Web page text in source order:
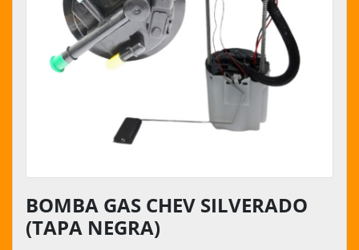
BOMBA GAS CHEV SILVERADO
(TAPA NEGRA)